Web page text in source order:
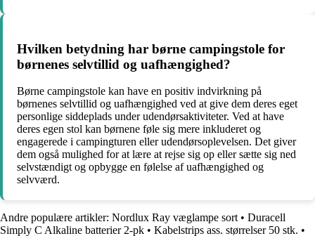
Hvilken betydning har børne campingstole for
børnenes selvtillid og uafhængighed?
Børne campingstole kan have en positiv indvirkning på
børnenes selvtillid og uafhængighed ved at give dem deres eget
personlige siddeplads under udendørsaktiviteter. Ved at have
deres egen stol kan børnene føle sig mere inkluderet og
engagerede i campingturen eller udendørsoplevelsen. Det giver
dem også mulighed for at lære at rejse sig op eller sætte sig ned
selvstændigt og opbygge en følelse af uafhængighed og
selvværd.
Andre populære artikler: Nordlux Ray væglampe sort • Duracell
Simply C Alkaline batterier 2-pk • Kabelstrips ass. størrelser 50 stk. •